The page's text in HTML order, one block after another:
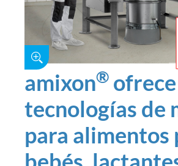
amixon®
tecnologías de
para alimentos